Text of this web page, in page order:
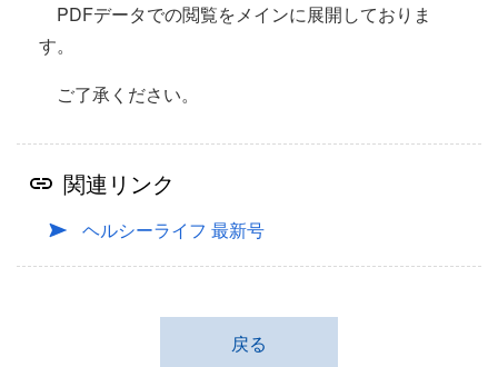
PDFデータでの閲覧をメインに展開しておりま
す。
ご了承ください。
関連リンク
ヘルシーライフ 最新号
戻る